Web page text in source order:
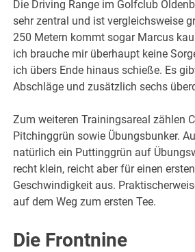
Die Driving Range im Golfclub
sehr zentral und ist vergleichsweise
250 Metern kommt sogar Marcus
ich brauche mir überhaupt keine
ich übers Ende hinaus schieße. Es
Abschläge und zusätzlich sechs
Zum weiteren Trainingsareal zählen
Pitchinggrün sowie Übungsbunker.
natürlich ein Puttinggrün auf
recht klein, reicht aber für einen
Geschwindigkeit aus.
auf dem Weg zum ersten Tee.
Die Frontnine